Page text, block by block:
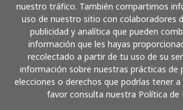
nuestro tráfico. También compartimos
uso de nuestro sitio con colaboradores
publicidad y analítica que pueden
información que les hayas
recolectado a partir de tu uso de su
información sobre nuestras prácticas de
elecciones o derechos que podrías tener
favor consulta nuestra Política de
Paga con